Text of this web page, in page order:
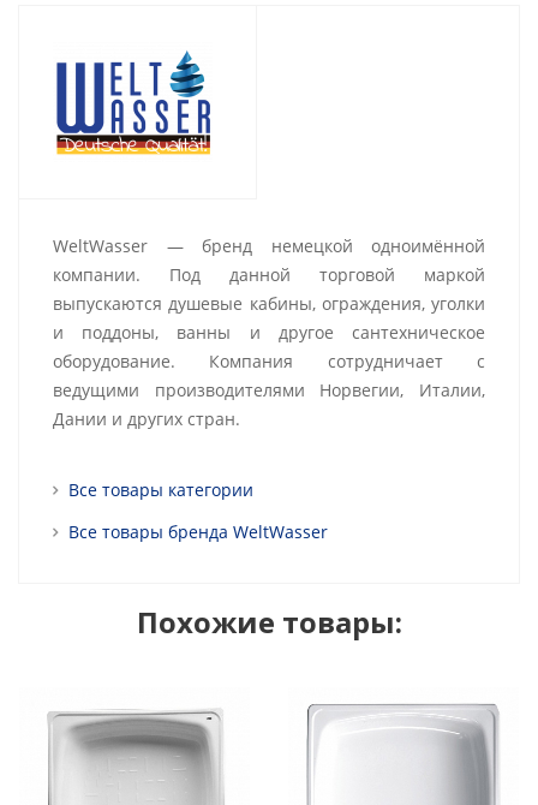
WeltWasser — бренд немецкой одноимённой
компании. Под данной торговой маркой
выпускаются душевые кабины, ограждения, уголки
и поддоны, ванны и другое сантехническое
оборудование. Компания сотрудничает с
ведущими производителями Норвегии, Италии,
Дании и других стран.
Все товары категории
Все товары бренда WeltWasser
Похожие товары: